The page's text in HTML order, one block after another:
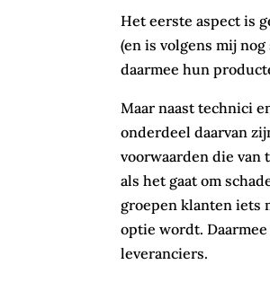
Het eerste aspect is
(en is volgens mij
daarmee hun
Maar naast technici
onderdeel daarvan
voorwaarden die van
als het gaat om
groepen klanten iets
optie wordt.
leveranciers.